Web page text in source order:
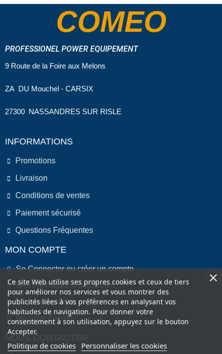
COMEO
PROFESSIONEL POWER EQUIPEMENT
9 Route de la Foire aux Melons
ZA DU Mouchel - CARSIX
27300 NASSANDRES SUR RISLE
INFORMATIONS
Promotions
Livraison
Conditions de ventes
Paiement sécurisé
Questions Fréquentes
MON COMPTE
Se Connecter ou créer un compte
Mes informations personnel
Mes commandes
Ma Liste d'envie
NOUS CONTACTER
Ce site Web utilise ses propres cookies et ceux de tiers
pour améliorer nos services et vous montrer des
publicités liées à vos préférences en analysant vos
habitudes de navigation. Pour donner votre
consentement à son utilisation, appuyez sur le bouton
Accepter.
Politique de cookies Personnaliser les cookies